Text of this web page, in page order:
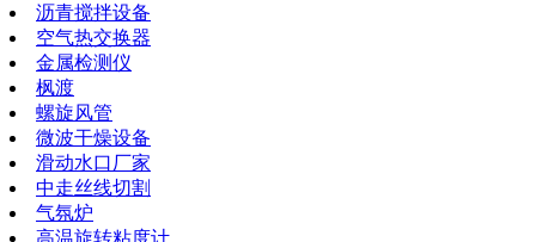
沥青搅拌设备
空气热交换器
金属检测仪
枫渡
螺旋风管
微波干燥设备
滑动水口厂家
中走丝线切割
气氛炉
高温旋转粘度计